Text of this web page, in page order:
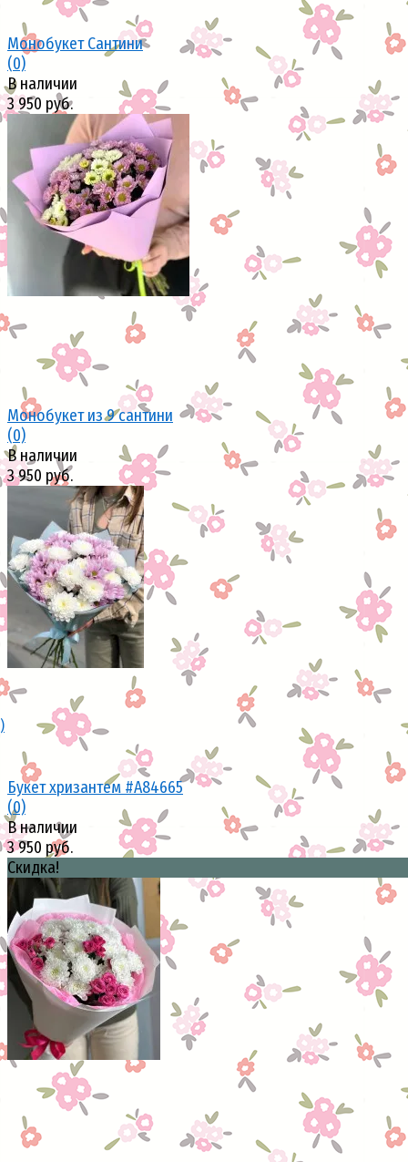
избранное сравнить
Монобукет Сантини
(0)
В наличии
3 950 руб.
избранное сравнить
Монобукет из 9 сантини
(0)
В наличии
3 950 руб.
избранное сравнить
Букет хризантем #A84665
(0)
В наличии
3 950 руб.
Скидка!